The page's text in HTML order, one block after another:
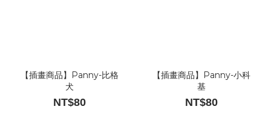
【插畫商品】Panny-比格
犬
NT$80
【插畫商品】Panny-小科
基
NT$80